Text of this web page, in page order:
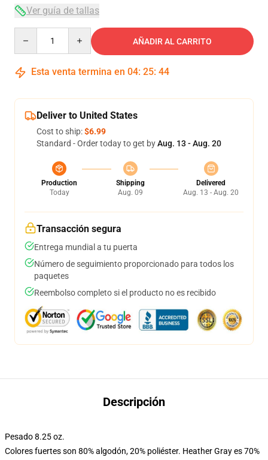
Ver guía de tallas
AÑADIR AL CARRITO
Esta venta termina en 04: 25: 44
Deliver to United States
Cost to ship:$6.99
Standard - Order today to get byAug. 13 - Aug. 20
Production
Today
Shipping
Aug. 09
Delivered
Aug. 13 - Aug. 20
Transacción segura
Entrega mundial a tu puerta
Número de seguimiento proporcionado para todos los
paquetes
Reembolso completo si el producto no es recibido
Descripción
Pesado 8.25 oz.
Colores fuertes son 80% algodón, 20% poliéster. Heather Gray es 70%